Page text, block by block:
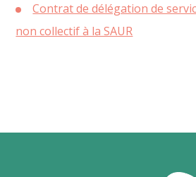
Contrat de délégation de
non collectif à la SAUR